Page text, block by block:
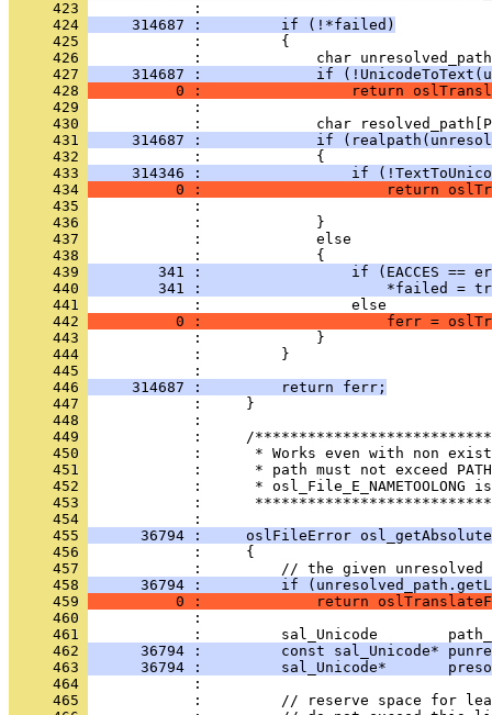
     423
     424
     314687 :         if (!*failed)
     425
     426
     427
314687 :             if
     428
0 :                 return
     429
     430
     431
314687 :             if
     432
     433
314346 :                 if
     434
0 :                     return
     435
     436
     437
     438
     439
341 :                 if (EACCES ==
     440
341 :                     *failed =
     441
     442
0 :                     ferr =
     443
     444
     445
     446
     314687 :         return ferr;
     447
     448
     449
     450
     451
     452
     453
:
     454
     455
36794 :     oslFileError
     456
     457
     458
36794 :         if
     459
0 :             return
     460
     461
     462
36794 :         const sal_Unicode*
     463
36794 :         sal_Unicode*
     464
     465